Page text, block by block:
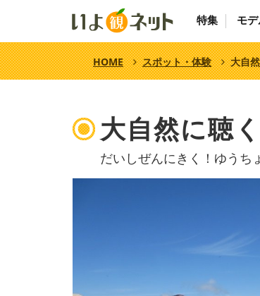
特集 モ
HOME スポット・体験 大自
大自然に聴
だいしぜんにきく！ゆうち